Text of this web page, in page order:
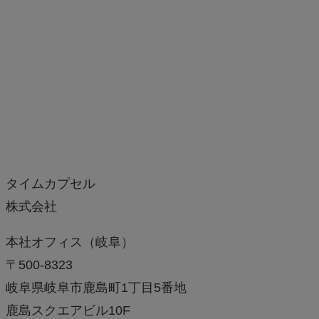
タイムカプセル
株式会社
本社オフィス（岐阜）
〒500-8323
岐阜県岐阜市鹿島町1丁目5番地
鹿島スクエアビル10F